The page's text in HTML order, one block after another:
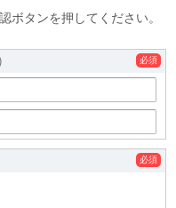
ボタンを押してください。